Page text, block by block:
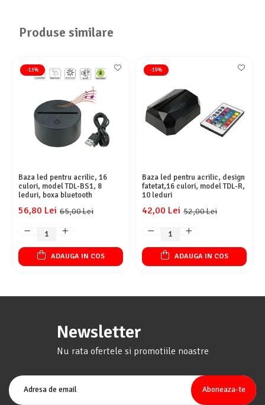
Produse similare
-13%
Baza led pentru acrilic, 16
culori, model TDL-BS1, 8
leduri, boxa bluetooth
65,00 Lei
56,80 Lei
ADAUGA IN COS
-19%
Baza led pentru acrilic, design
fatetat,16 culori, model TDL-R,
10 leduri
52,00 Lei
42,00 Lei
ADAUGA IN COS
Newsletter
Nu rata ofertele si promotiile noastre